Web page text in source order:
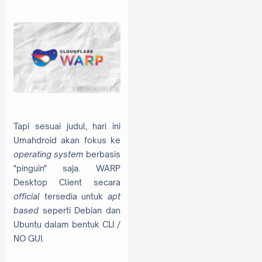
Tapi sesuai judul, hari ini
Umahdroid akan fokus ke
operating system berbasis
"pinguin" saja. WARP
Desktop Client secara
official tersedia untuk apt
based seperti Debian dan
Ubuntu dalam bentuk CLI /
NO GUI.